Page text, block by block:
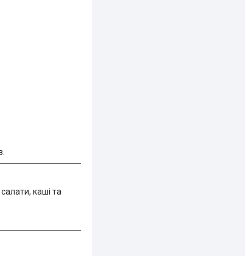
каші та